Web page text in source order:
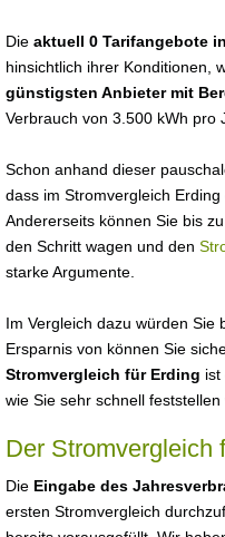
Die aktuell 0 Tarifangebote
hinsichtlich ihrer Konditionen,
günstigsten Anbieter mit
Verbrauch von 3.500 kWh pro
Schon anhand dieser
dass im Stromvergleich Erding
Andererseits können Sie bis
den Schritt wagen und den
starke Argumente.
Im Vergleich dazu würden Sie
Ersparnis von können Sie
Stromvergleich für Erding ist
wie Sie sehr schnell feststellen
Der Stromvergleich
Die Eingabe des
ersten Stromvergleich